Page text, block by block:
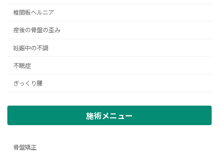
椎間板ヘルニア
産後の骨盤の歪み
妊娠中の不調
不眠症
ぎっくり腰
施術メニュー
骨盤矯正